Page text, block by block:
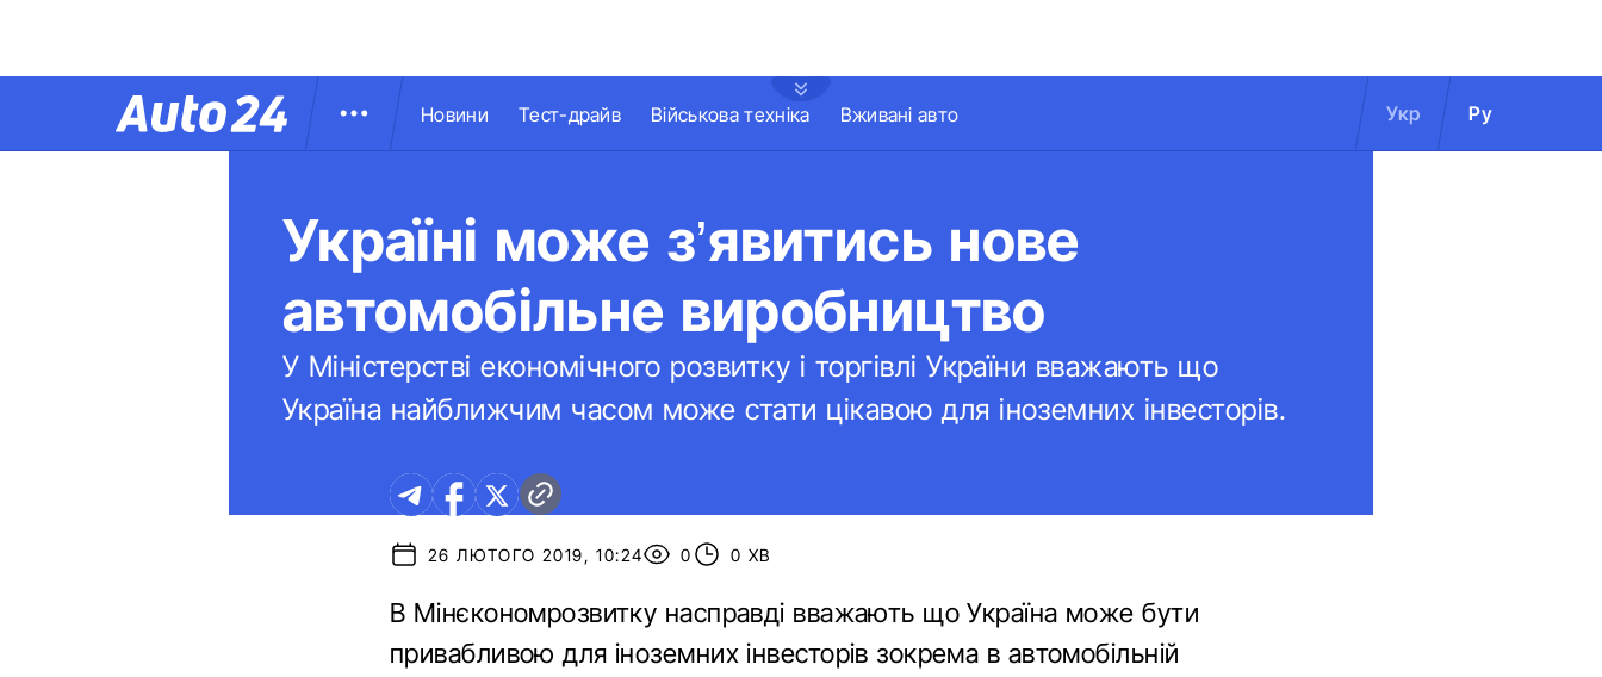
Новини Тест-драйв Військова техніка Вживані авто Укр Ру
Україні може з’явитись нове
автомобільне виробництво
У Міністерстві економічного розвитку і торгівлі України вважають що
Україна найближчим часом може стати цікавою для іноземних інвесторів.
26 ЛЮТОГО 2019, 10:24 0 0 ХВ
В Мінєкономрозвитку насправді вважають що Україна може бути
привабливою для іноземних інвесторів зокрема в автомобільній